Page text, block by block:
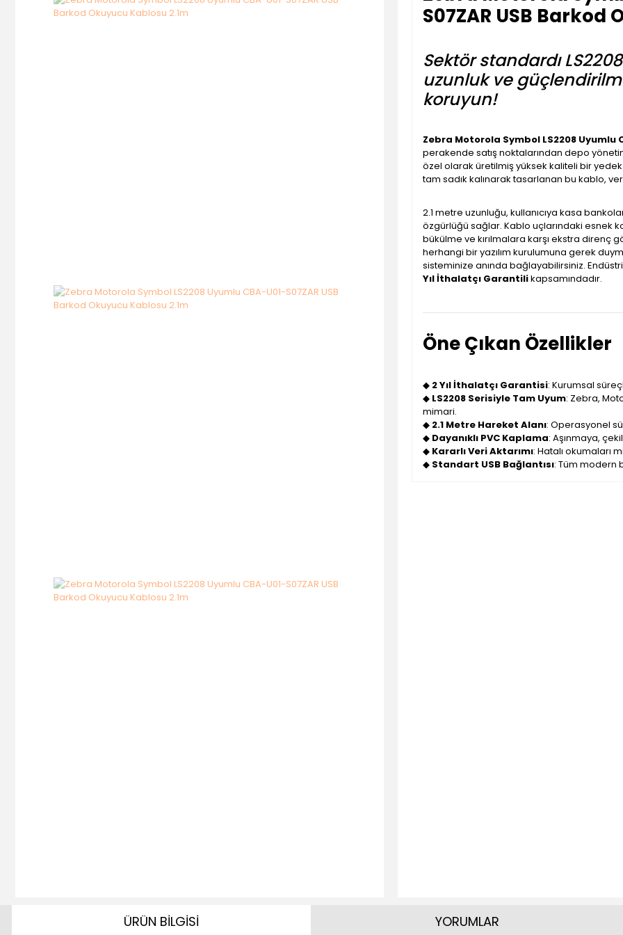
S07ZAR USB Barkod
Sektör standardı
uzunluk ve
koruyun!
Zebra Motorola Symbol LS2208 Uyumlu
perakende satış noktalarından depo
özel olarak üretilmiş yüksek kaliteli bir
tam sadık kalınarak tasarlanan bu kablo,
2.1 metre uzunluğu, kullanıcıya kasa
özgürlüğü sağlar. Kablo uçlarındaki esnek
bükülme ve kırılmalara karşı ekstra direnç
herhangi bir yazılım kurulumuna gerek
sisteminize anında bağlayabilirsiniz.
Yıl İthalatçı Garantilikapsamındadır.
Öne Çıkan Özellikler
◆ 2 Yıl İthalatçı Garantisi: Kurumsal
◆ LS2208 Serisiyle Tam Uyum: Zebra,
mimari.
◆ 2.1 Metre Hareket Alanı: Operasyonel
◆ Dayanıklı PVC Kaplama: Aşınmaya,
◆ Kararlı Veri Aktarımı: Hatalı okumaları
◆ Standart USB Bağlantısı: Tüm modern
ÜRÜN BİLGİSİ YORUMLAR